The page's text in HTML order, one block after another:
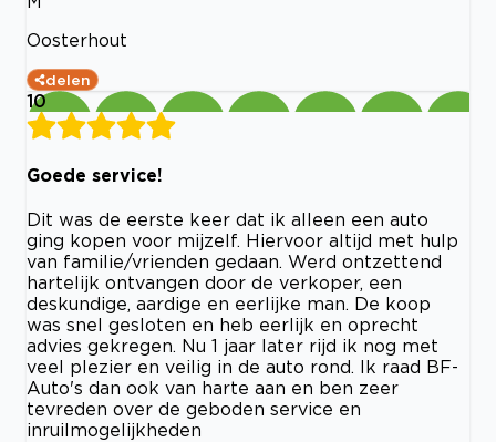
Oosterhout
delen
10
Goede service!
Dit was de eerste keer dat ik alleen een auto
ging kopen voor mijzelf. Hiervoor altijd met hulp
van familie/vrienden gedaan. Werd ontzettend
hartelijk ontvangen door de verkoper, een
deskundige, aardige en eerlijke man. De koop
was snel gesloten en heb eerlijk en oprecht
advies gekregen. Nu 1 jaar later rijd ik nog met
veel plezier en veilig in de auto rond. Ik raad BF-
Auto's dan ook van harte aan en ben zeer
tevreden over de geboden service en
inruilmogelijkheden